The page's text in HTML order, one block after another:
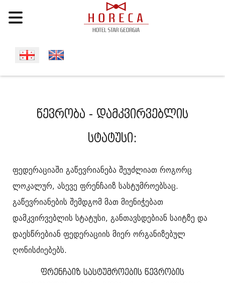
Select your language
წევრობა - დამკვირვებლის
სტატუსი:
ფედერაციაში გაწევრიანება შეუძლიათ როგორც
ლოკალურ, ასევე ფრენჩაიზ სასტუმროებსაც.
გაწევრიანების შემდგომ მათ მიენიჭებათ
დამკვირვებლის სტატუსი, განთავსდებიან საიტზე და
დაესწრებიან ფედერაციის მიერ ორგანიზებულ
ღონისძიებებს.
ფრენჩაიზ სასტუმროების წევრობის